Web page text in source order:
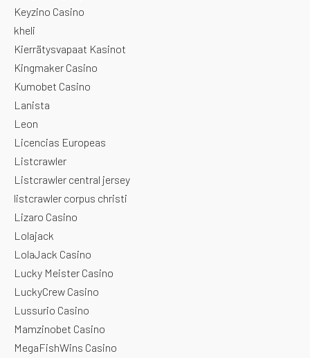
Keyzino Casino
kheli
Kierrätysvapaat Kasinot
Kingmaker Casino
Kumobet Casino
Lanista
Leon
Licencias Europeas
Listcrawler
Listcrawler central jersey
listcrawler corpus christi
Lizaro Casino
Lolajack
LolaJack Casino
Lucky Meister Casino
LuckyCrew Casino
Lussurio Casino
Mamzinobet Casino
MegaFishWins Casino